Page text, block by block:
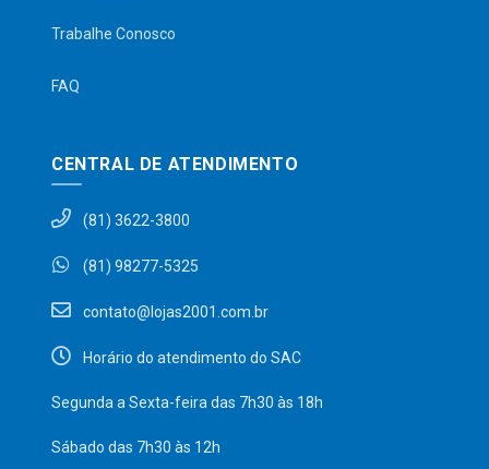
Trabalhe Conosco
FAQ
CENTRAL DE ATENDIMENTO
(81) 3622-3800
(81) 98277-5325
contato@lojas2001.com.br
Horário do atendimento do SAC
Segunda a Sexta-feira das 7h30 às 18h
Sábado das 7h30 às 12h